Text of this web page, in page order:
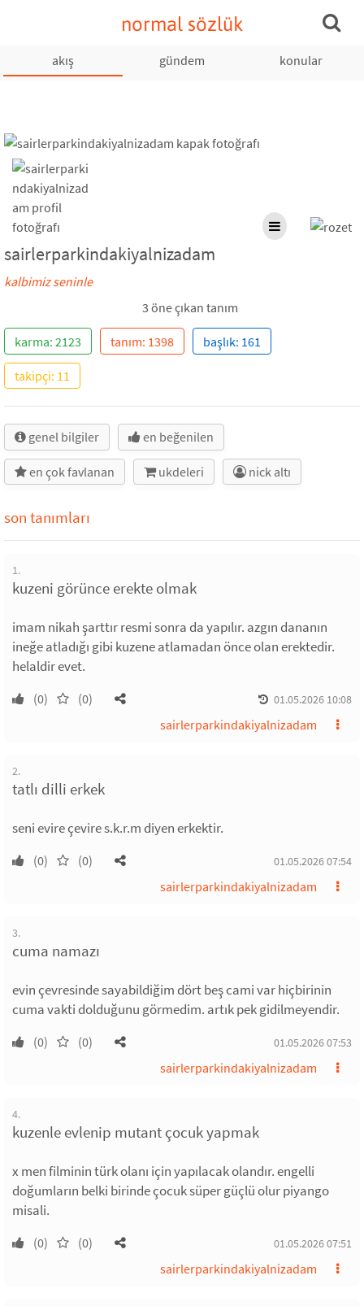
normal sözlük
akış gündem konular
sairlerparkindakiyalnizadam
kalbimiz seninle
3 öne çıkan tanım
karma: 2123 tanım: 1398 başlık: 161
takipçi: 11
genel bilgiler en beğenilen
en çok favlanan ukdeleri nick altı
son tanımları
1.
kuzeni görünce erekte olmak
imam nikah şarttır resmi sonra da yapılır. azgın dananın
ineğe atladığı gibi kuzene atlamadan önce olan erektedir.
helaldir evet.
(0) (0) 01.05.2026 10:08
sairlerparkindakiyalnizadam
2.
tatlı dilli erkek
seni evire çevire s.k.r.m diyen erkektir.
(0) (0) 01.05.2026 07:54
sairlerparkindakiyalnizadam
3.
cuma namazı
evin çevresinde sayabildiğim dört beş cami var hiçbirinin
cuma vakti dolduğunu görmedim. artık pek gidilmeyendir.
(0) (0) 01.05.2026 07:53
sairlerparkindakiyalnizadam
4.
kuzenle evlenip mutant çocuk yapmak
x men filminin türk olanı için yapılacak olandır. engelli
doğumların belki birinde çocuk süper güçlü olur piyango
misali.
(0) (0) 01.05.2026 07:51
sairlerparkindakiyalnizadam